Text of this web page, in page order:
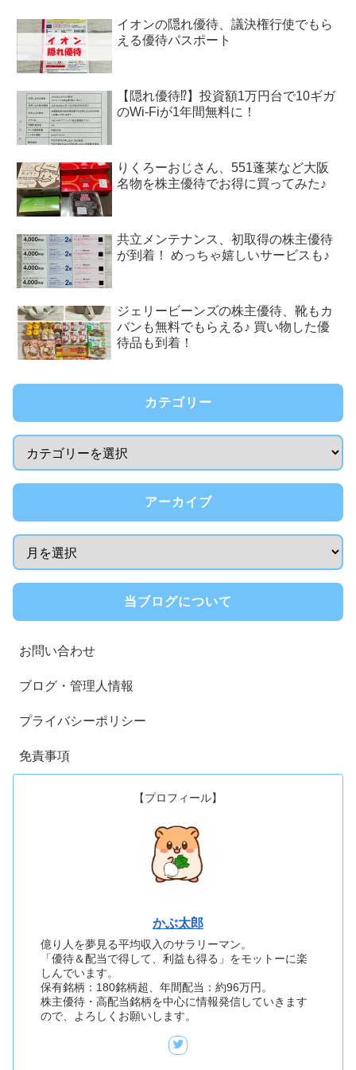
イオンの隠れ優待、議決権行使でもら
える優待パスポート
【隠れ優待⁉︎】投資額1万円台で10ギガ
のWi-Fiが1年間無料に！
りくろーおじさん、551蓬莱など大阪
名物を株主優待でお得に買ってみた♪
共立メンテナンス、初取得の株主優待
が到着！ めっちゃ嬉しいサービスも♪
ジェリービーンズの株主優待、靴もカ
バンも無料でもらえる♪ 買い物した優
待品も到着！
カテゴリー
アーカイブ
当ブログについて
お問い合わせ
ブログ・管理人情報
プライバシーポリシー
免責事項
【プロフィール】
かぶ太郎
億り人を夢見る平均収入のサラリーマン。
「優待＆配当で得して、利益も得る」をモットーに楽
しんでいます。
保有銘柄：180銘柄超、年間配当：約96万円。
株主優待・高配当銘柄を中心に情報発信していきます
ので、よろしくお願いします。